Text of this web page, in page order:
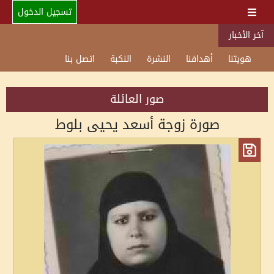
تسجيل الدخول
آخر الأخبار
هويتنا
أهدافنا النشرة النكبة اتصل بنا
صور العائلة
صورة زوجة أسعد يحيى بلوط